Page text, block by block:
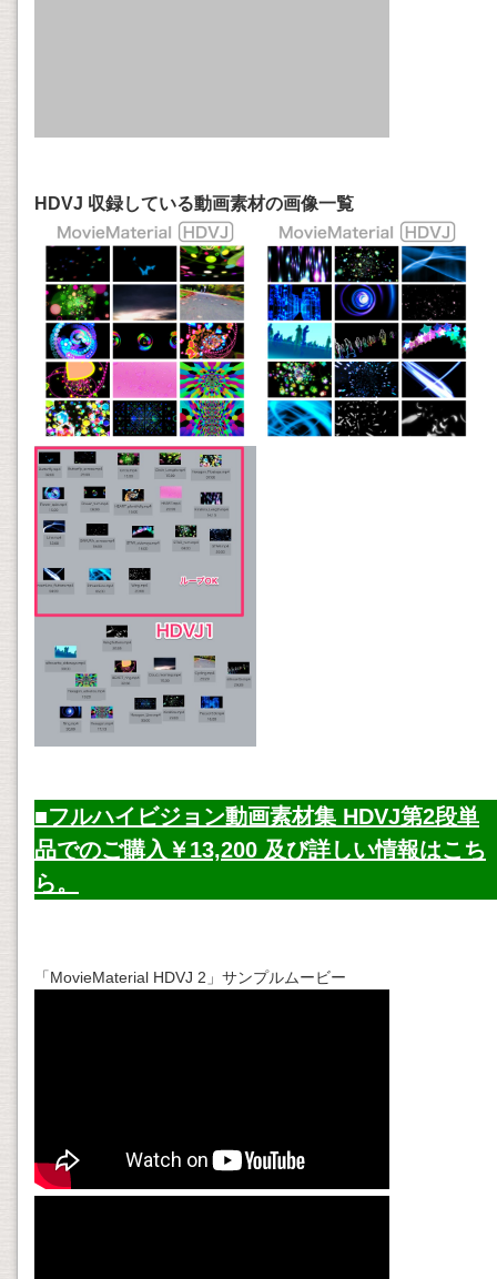
HDVJ 収録している動画素材の画像一覧
■フルハイビジョン動画素材集 HDVJ第2段単
品でのご購入￥13,200 及び詳しい情報はこち
ら。
「MovieMaterial HDVJ 2」サンプルムービー